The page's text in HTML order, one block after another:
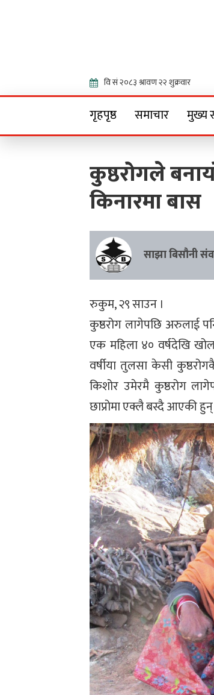
गृहपृष्ठ समाचार मुख्य
कुष्ठरोगले
किनारमा बास
साझा बिसौनी
रुकुम, २९ साउन ।
कुष्ठरोग लागेपछि अरुलाई
एक महिला ४० वर्षदेखि
वर्षीया तुलसा केसी
किशोर उमेरमै कुष्ठरोग
छाप्रोमा एक्लै बस्दै आएकी हुन्